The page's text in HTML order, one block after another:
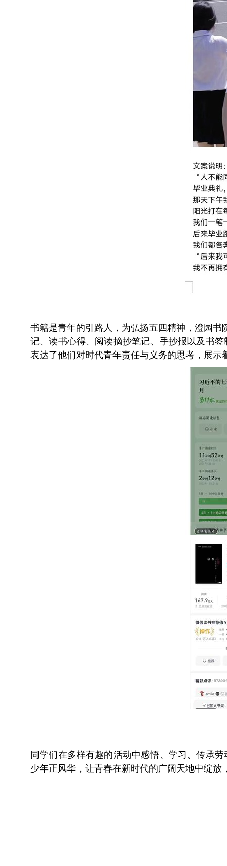
书籍是青年的引路人，为弘扬五四精神，澄园书
记、读书心得、阅读摘抄笔记、手抄报以及书
表达了他们对时代青年责任与义务的思考，展示
同学们在多样有趣的活动中感悟、学习、传承
少年正风华，让青春在新时代的广阔天地中绽